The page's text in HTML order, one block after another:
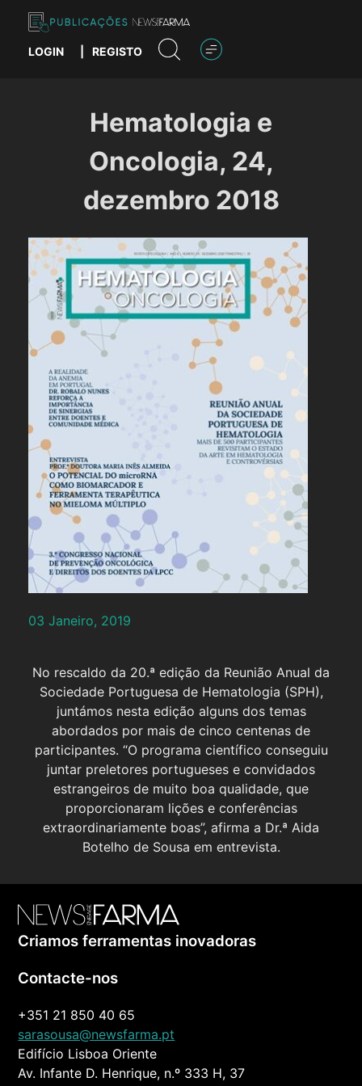
content
Publicações News Farma
LOGIN REGISTO
Hematologia e
Oncologia, 24,
dezembro 2018
03 Janeiro, 2019
No rescaldo da 20.ª edição da Reunião Anual da
Sociedade Portuguesa de Hematologia (SPH),
juntámos nesta edição alguns dos temas
abordados por mais de cinco centenas de
participantes. “O programa científico conseguiu
juntar preletores portugueses e convidados
estrangeiros de muito boa qualidade, que
proporcionaram lições e conferências
extraordinariamente boas”, afirma a Dr.ª Aida
Botelho de Sousa em entrevista.
Criamos ferramentas inovadoras
Contacte-nos
+351 21 850 40 65
sarasousa@newsfarma.pt
Edifício Lisboa Oriente
Av. Infante D. Henrique, n.º 333 H, 37